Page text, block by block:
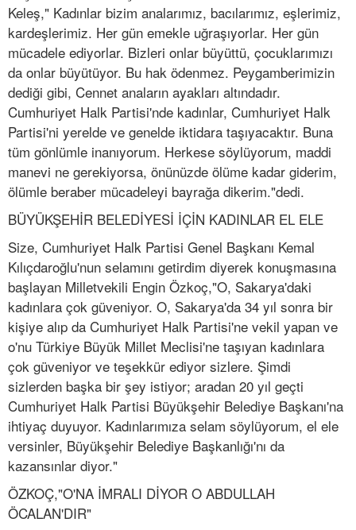
Keleş," Kadınlar bizim analarımız, bacılarımız, eşlerimiz,
kardeşlerimiz. Her gün emekle uğraşıyorlar. Her gün
mücadele ediyorlar. Bizleri onlar büyüttü, çocuklarımızı
da onlar büyütüyor. Bu hak ödenmez. Peygamberimizin
dediği gibi, Cennet anaların ayakları altındadır.
Cumhuriyet Halk Partisi'nde kadınlar, Cumhuriyet Halk
Partisi'ni yerelde ve genelde iktidara taşıyacaktır. Buna
tüm gönlümle inanıyorum. Herkese söylüyorum, maddi
manevi ne gerekiyorsa, önünüzde ölüme kadar giderim,
ölümle beraber mücadeleyi bayrağa dikerim."dedi.
BÜYÜKŞEHİR BELEDİYESİ İÇİN KADINLAR EL ELE
Size, Cumhuriyet Halk Partisi Genel Başkanı Kemal
Kılıçdaroğlu'nun selamını getirdim diyerek konuşmasına
başlayan Milletvekili Engin Özkoç,"O, Sakarya'daki
kadınlara çok güveniyor. O, Sakarya'da 34 yıl sonra bir
kişiye alıp da Cumhuriyet Halk Partisi'ne vekil yapan ve
o'nu Türkiye Büyük Millet Meclisi'ne taşıyan kadınlara
çok güveniyor ve teşekkür ediyor sizlere. Şimdi
sizlerden başka bir şey istiyor; aradan 20 yıl geçti
Cumhuriyet Halk Partisi Büyükşehir Belediye Başkanı'na
ihtiyaç duyuyor. Kadınlarımıza selam söylüyorum, el ele
versinler, Büyükşehir Belediye Başkanlığı'nı da
kazansınlar diyor."
ÖZKOÇ,"O'NA İMRALI DİYOR O ABDULLAH
ÖCALAN'DIR"